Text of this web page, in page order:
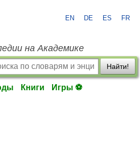
EN DE ES FR
на Академике
Найти!
Книги Игры ⚽